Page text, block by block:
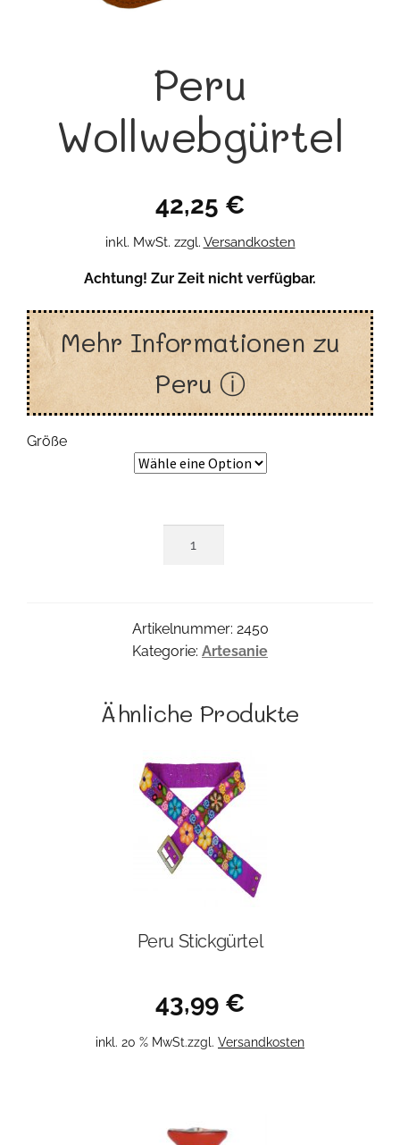
Peru
Wollwebgürtel
42,25 €
inkl. MwSt. zzgl. Versandkosten
Achtung! Zur Zeit nicht verfügbar.
Mehr Informationen zu
Peru ⓘ
Größe
Artikelnummer: 2450
Kategorie: Artesanie
Ähnliche Produkte
Peru Stickgürtel
43,99 €
inkl. 20 % MwSt.zzgl. Versandkosten